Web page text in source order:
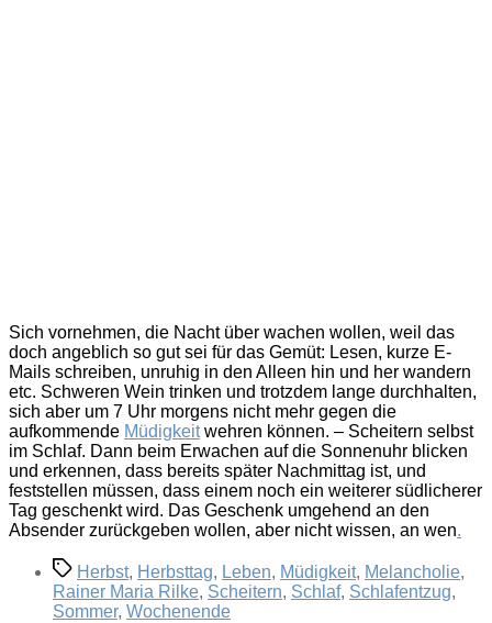
Sich vornehmen, die Nacht über wachen wollen, weil das
doch angeblich so gut sei für das Gemüt: Lesen, kurze E-
Mails schreiben, unruhig in den Alleen hin und her wandern
etc. Schweren Wein trinken und trotzdem lange durchhalten,
sich aber um 7 Uhr morgens nicht mehr gegen die
aufkommende Müdigkeitwehren können. – Scheitern selbst
im Schlaf. Dann beim Erwachen auf die Sonnenuhr blicken
und erkennen, dass bereits später Nachmittag ist, und
feststellen müssen, dass einem noch ein weiterer südlicherer
Tag geschenkt wird. Das Geschenk umgehend an den
Absender zurückgeben wollen, aber nicht wissen, an wen.
Schlagwörter
Herbst, Herbsttag, Leben, Müdigkeit, Melancholie,
Rainer Maria Rilke, Scheitern, Schlaf, Schlafentzug,
Sommer, Wochenende